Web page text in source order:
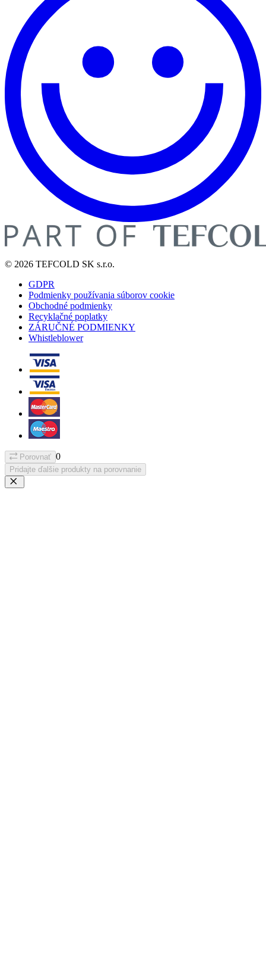
© 2026 TEFCOLD SK s.r.o.
GDPR
Podmienky používania súborov cookie
Obchodné podmienky
Recyklačné poplatky
ZÁRUČNÉ PODMIENKY
Whistleblower
Porovnať 0
Pridajte ďalšie produkty na porovnanie